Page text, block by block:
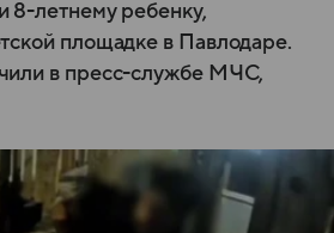
8-летнему ребенку,
площадке в Павлодаре.
в пресс-службе МЧС,